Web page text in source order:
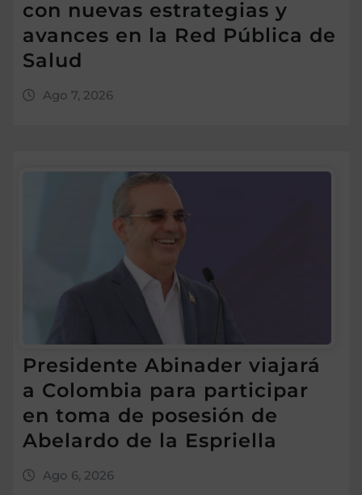
con nuevas estrategias y
avances en la Red Pública de
Salud
Ago 7, 2026
Presidente Abinader viajará
a Colombia para participar
en toma de posesión de
Abelardo de la Espriella
Ago 6, 2026